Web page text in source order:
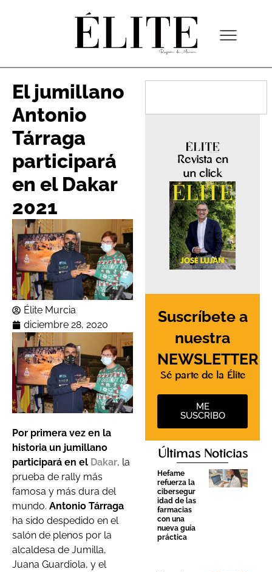
El jumillano
Antonio
Tárraga
participará
en el Dakar
2021
Élite Murcia
diciembre 28, 2020
Por primera vez en la
historia un jumillano
participará en el Dakar, la
prueba de rally más
famosa y más dura del
mundo. Antonio Tárraga
ha sido despedido en el
salón de plenos por la
alcaldesa de Jumilla,
Juana Guardiola, y el
Revista en
un click
Suscríbete a
nuestra
NEWSLETTER
Sé parte de la Élite
ME
SUSCRIBO
Últimas Noticias
Hefame
refuerza la
cibersegur
idad de las
farmacias
con una
nueva guía
práctica